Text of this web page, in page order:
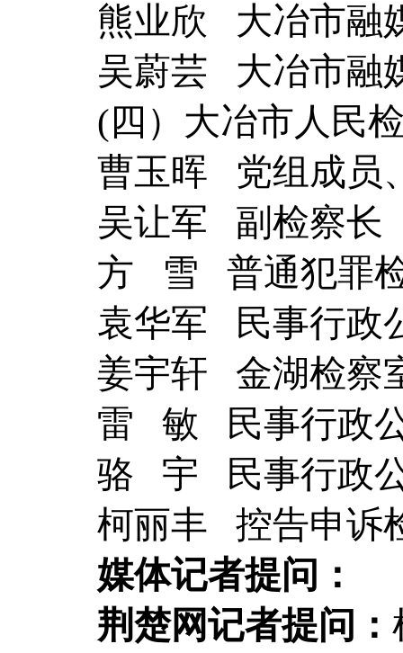
熊业欣 大冶市融
吴蔚芸 大冶市融
(四）大冶市人民
曹玉晖 党组成员
吴让军 副检察长
方 雪 普通犯罪
袁华军 民事行政
姜宇轩 金湖检察
雷 敏 民事行政
骆 宇 民事行政
柯丽丰 控告申诉
媒体记者提问：
荆楚网记者提问：